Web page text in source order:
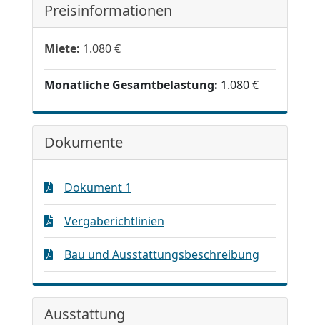
Preisinformationen
Miete: 1.080 €
Monatliche Gesamtbelastung: 1.080 €
Dokumente
Dokument 1
Vergaberichtlinien
Bau und Ausstattungsbeschreibung
Ausstattung